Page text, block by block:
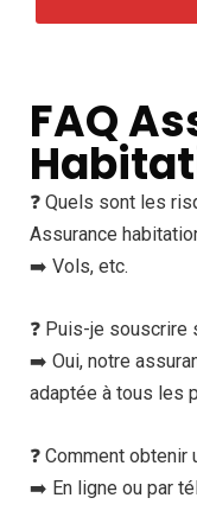
FAQ
❓ Quels sont les
Assurance
➡️ Vols, etc.
❓ Puis-je
➡️ Oui, notre
adaptée à tous les
❓ Comment
➡️ En ligne ou par